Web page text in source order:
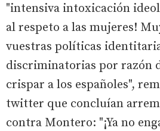
"intensiva intoxicación
al respeto a las mujeres!
vuestras políticas
discriminatorias por razón
crispar a los españoles",
twitter que concluían
contra Montero: "¡Ya no